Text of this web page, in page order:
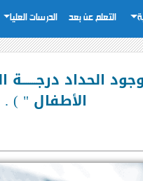
التعلم عن بعد الدرسات العليا
الحداد
الأطفال " ) .